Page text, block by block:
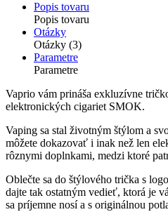
Popis tovaru
Popis tovaru
Otázky
Otázky (3)
Parametre
Parametre
Vaprio vám prináša exkluzívne
elektronických cigariet SMOK.
Vaping sa stal životným štýlom a
môžete dokazovať i inak než len
rôznymi doplnkami, medzi ktoré
Oblečte sa do štýlového trička s
dajte tak ostatným vedieť, ktorá je
sa príjemne nosí a s originálnou